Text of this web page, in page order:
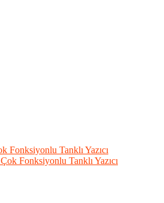
Fonksiyonlu Tanklı Yazıcı